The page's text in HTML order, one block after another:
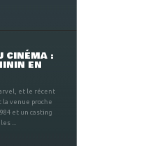
CINÉMA :
EN
et le récent
la venue proche
et un casting
...